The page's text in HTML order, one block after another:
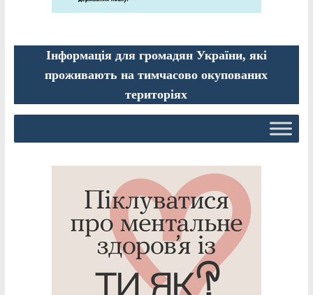
Інформація для громадян України, які
проживають на тимчасово окупованих
територіях